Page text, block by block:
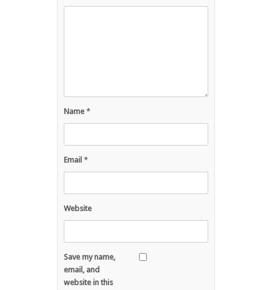
Name *
Email *
Website
Save my name,
email, and
website in this